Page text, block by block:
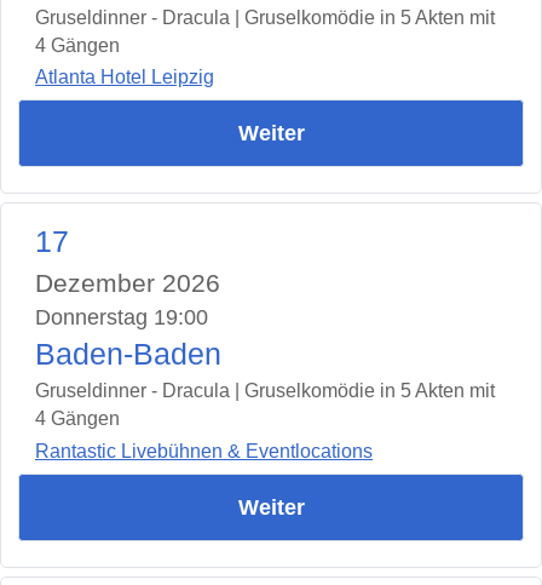
Gruseldinner - Dracula | Gruselkomödie in 5 Akten mit
4 Gängen
Atlanta Hotel Leipzig
Weiter
17
Dezember 2026
Donnerstag 19:00
Baden-Baden
Gruseldinner - Dracula | Gruselkomödie in 5 Akten mit
4 Gängen
Rantastic Livebühnen & Eventlocations
Weiter